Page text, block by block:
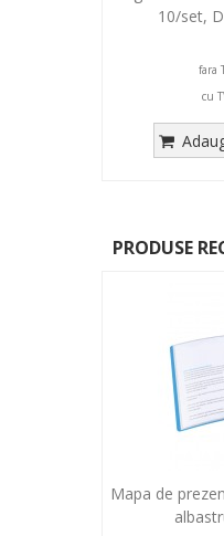
10/set,
fara
cu
PRODUSE
Mapa de